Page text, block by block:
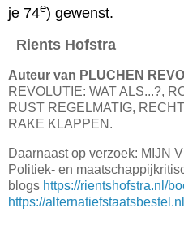
je 74e) gewenst.
Rients Hofstra
Auteur van PLUCHEN
REVOLUTIE: WAT ALS...?,
RUST REGELMATIG,
RAKE KLAPPEN.
Daarnaast op verzoek: MIJN
Politiek- en
blogs https://rientshofstra.nl/
https://alternatiefstaatsbestel.nl